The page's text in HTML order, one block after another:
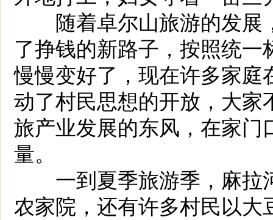
随着卓尔山旅游的发展
了挣钱的新路子，按照统
慢慢变好了，现在许多家
动了村民思想的开放，大家
旅产业发展的东风，在家
量。
一到夏季旅游季，麻拉
农家院，还有许多村民以